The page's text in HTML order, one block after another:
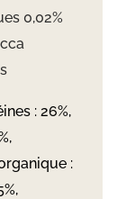
0,02%
: 26%,
: